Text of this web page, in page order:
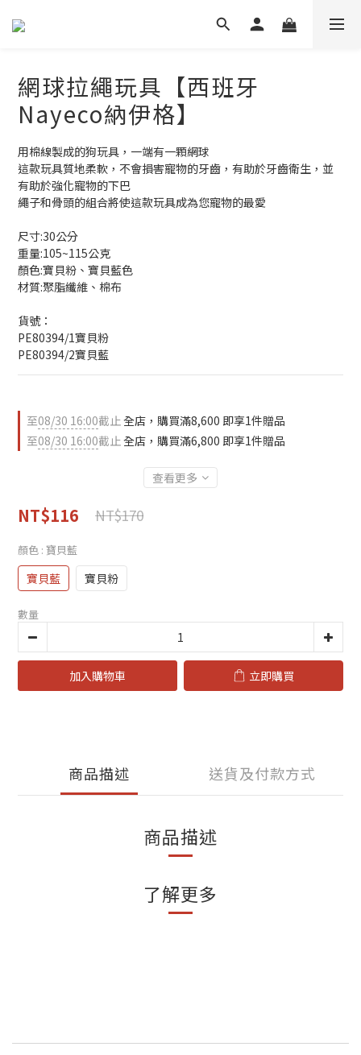
網球拉繩玩具【西班牙
Nayeco納伊格】
用棉線製成的狗玩具，一端有一顆網球
這款玩具質地柔軟，不會損害寵物的牙齒，有助於牙齒衛生，並
有助於強化寵物的下巴
繩子和骨頭的組合將使這款玩具成為您寵物的最愛
尺寸:30公分
重量:105~115公克
顏色:寶貝粉、寶貝藍色
材質:聚脂纖維、棉布
貨號：
PE80394/1寶貝粉
PE80394/2寶貝藍
至08/30 16:00截止全店，購買滿8,600 即享1件贈品
至08/30 16:00截止全店，購買滿6,800 即享1件贈品
查看更多
NT$116 NT$170
顏色 : 寶貝藍
寶貝藍 寶貝粉
數量
加入購物車 立即購買
商品描述 送貨及付款方式
商品描述
了解更多